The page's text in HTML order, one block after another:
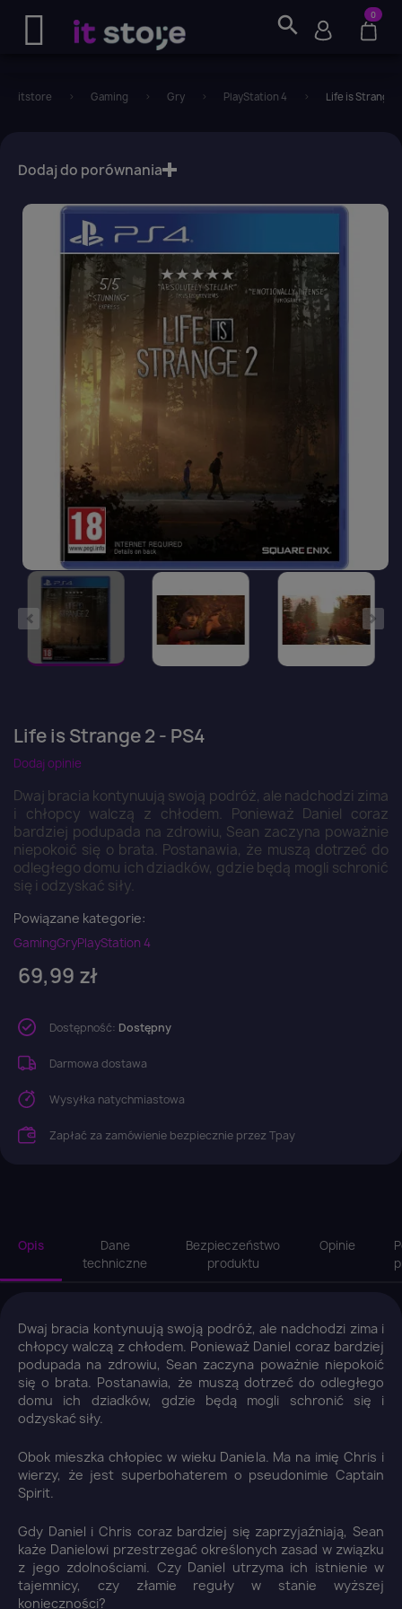
search 0
itstore Gaming Gry PlayStation 4 Life is Strange
Life is Strange 2 - PS4
Dodaj opinie
Dwaj bracia kontynuują swoją podróż, ale nadchodzi zima
i chłopcy walczą z chłodem. Ponieważ Daniel coraz
bardziej podupada na zdrowiu, Sean zaczyna poważnie
niepokoić się o brata. Postanawia, że muszą dotrzeć do
odległego domu ich dziadków, gdzie będą mogli schronić
się i odzyskać siły.
Powiązane kategorie:
GamingGryPlayStation 4
69,99 zł
Dodaj do porównania
Dostępność: Dostępny
Darmowa dostawa
Wysyłka natychmiastowa
Zapłać za zamówienie bezpiecznie przez Tpay
Opis
Dane
techniczne
Bezpieczeństwo
produktu
Opinie
Dwaj bracia kontynuują swoją podróż, ale nadchodzi zima i
chłopcy walczą z chłodem. Ponieważ Daniel coraz bardziej
podupada na zdrowiu, Sean zaczyna poważnie niepokoić
się o brata. Postanawia, że muszą dotrzeć do odległego
domu ich dziadków, gdzie będą mogli schronić się i
odzyskać siły.
Obok mieszka chłopiec w wieku Daniela. Ma na imię Chris i
wierzy, że jest superbohaterem o pseudonimie Captain
Spirit.
Gdy Daniel i Chris coraz bardziej się zaprzyjaźniają, Sean
każe Danielowi przestrzegać określonych zasad w związku
z jego zdolnościami. Czy Daniel utrzyma ich istnienie w
tajemnicy, czy złamie reguły w stanie wyższej
konieczności?